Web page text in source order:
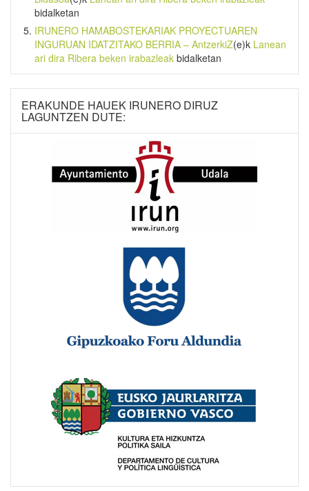
bidalketan
IRUNERO HAMABOSTEKARIAK PROYECTUAREN
INGURUAN IDATZITAKO BERRIA – AntzerkiZ(e)k Lanean
ari dira Ribera beken irabazleak bidalketan
ERAKUNDE HAUEK IRUNERO DIRUZ
LAGUNTZEN DUTE: